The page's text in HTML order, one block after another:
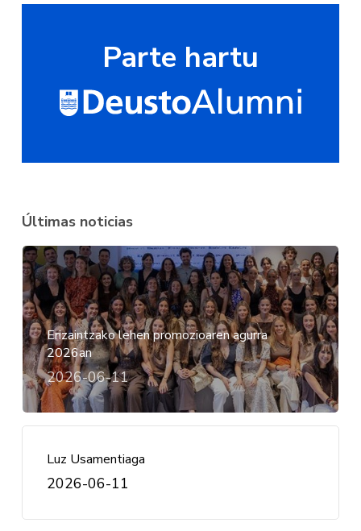
Parte hartu
Últimas noticias
Erizaintzako lehen promozioaren agurra
2026an
2026-06-11
Luz Usamentiaga
2026-06-11